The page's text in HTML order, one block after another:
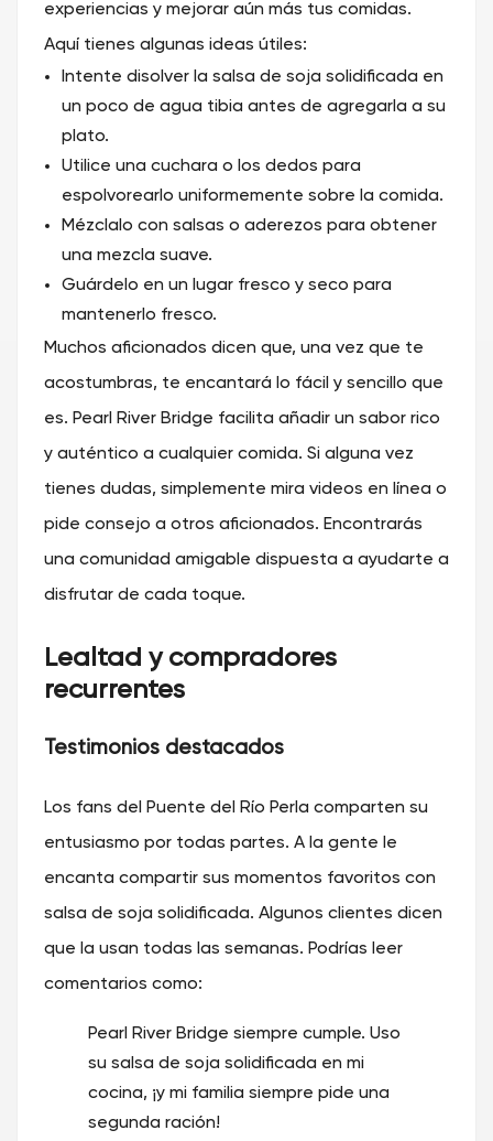
experiencias y mejorar aún más tus comidas.
Aquí tienes algunas ideas útiles:
Intente disolver la salsa de soja solidificada en
un poco de agua tibia antes de agregarla a su
plato.
Utilice una cuchara o los dedos para
espolvorearlo uniformemente sobre la comida.
Mézclalo con salsas o aderezos para obtener
una mezcla suave.
Guárdelo en un lugar fresco y seco para
mantenerlo fresco.
Muchos aficionados dicen que, una vez que te
acostumbras, te encantará lo fácil y sencillo que
es. Pearl River Bridge facilita añadir un sabor rico
y auténtico a cualquier comida. Si alguna vez
tienes dudas, simplemente mira videos en línea o
pide consejo a otros aficionados. Encontrarás
una comunidad amigable dispuesta a ayudarte a
disfrutar de cada toque.
Lealtad y compradores
recurrentes
Testimonios destacados
Los fans del Puente del Río Perla comparten su
entusiasmo por todas partes. A la gente le
encanta compartir sus momentos favoritos con
salsa de soja solidificada. Algunos clientes dicen
que la usan todas las semanas. Podrías leer
comentarios como:
Pearl River Bridge siempre cumple. Uso
su salsa de soja solidificada en mi
cocina, ¡y mi familia siempre pide una
segunda ración!